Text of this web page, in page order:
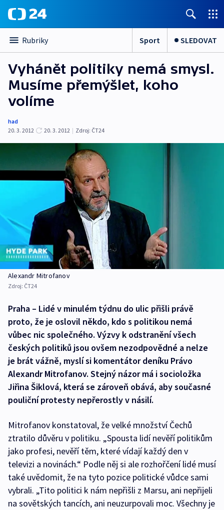
Rubriky Sport SLEDOVAT
Vyhánět politiky nemá smysl.
Musíme přemýšlet, koho
volíme
had
20. 3. 2012
20. 3. 2012 | Zdroj: ČT24
Alexandr Mitrofanov
Zdroj: ČT24
Praha – Lidé v minulém týdnu do ulic přišli právě
proto, že je oslovil někdo, kdo s politikou nemá
vůbec nic společného. Výzvy k odstranění všech
českých politiků jsou ovšem nezodpovědné a nelze
je brát vážně, myslí si komentátor deníku Právo
Alexandr Mitrofanov. Stejný názor má i socioložka
Jiřina Šiklová, která se zároveň obává, aby současné
pouliční protesty nepřerostly v násilí.
Mitrofanov konstatoval, že velké množství Čechů
ztratilo důvěru v politiku. „Spousta lidí nevěří politikům
jako profesi, nevěří těm, které vídají každý den v
televizi a novinách.“ Podle něj si ale rozhořčení lidé musí
také uvědomit, že na tyto pozice politické vůdce sami
vybrali. „Tito politici k nám nepřišli z Marsu, ani nepřijeli
na sovětských tancích, ani neuzurpovali moc. Všechny je